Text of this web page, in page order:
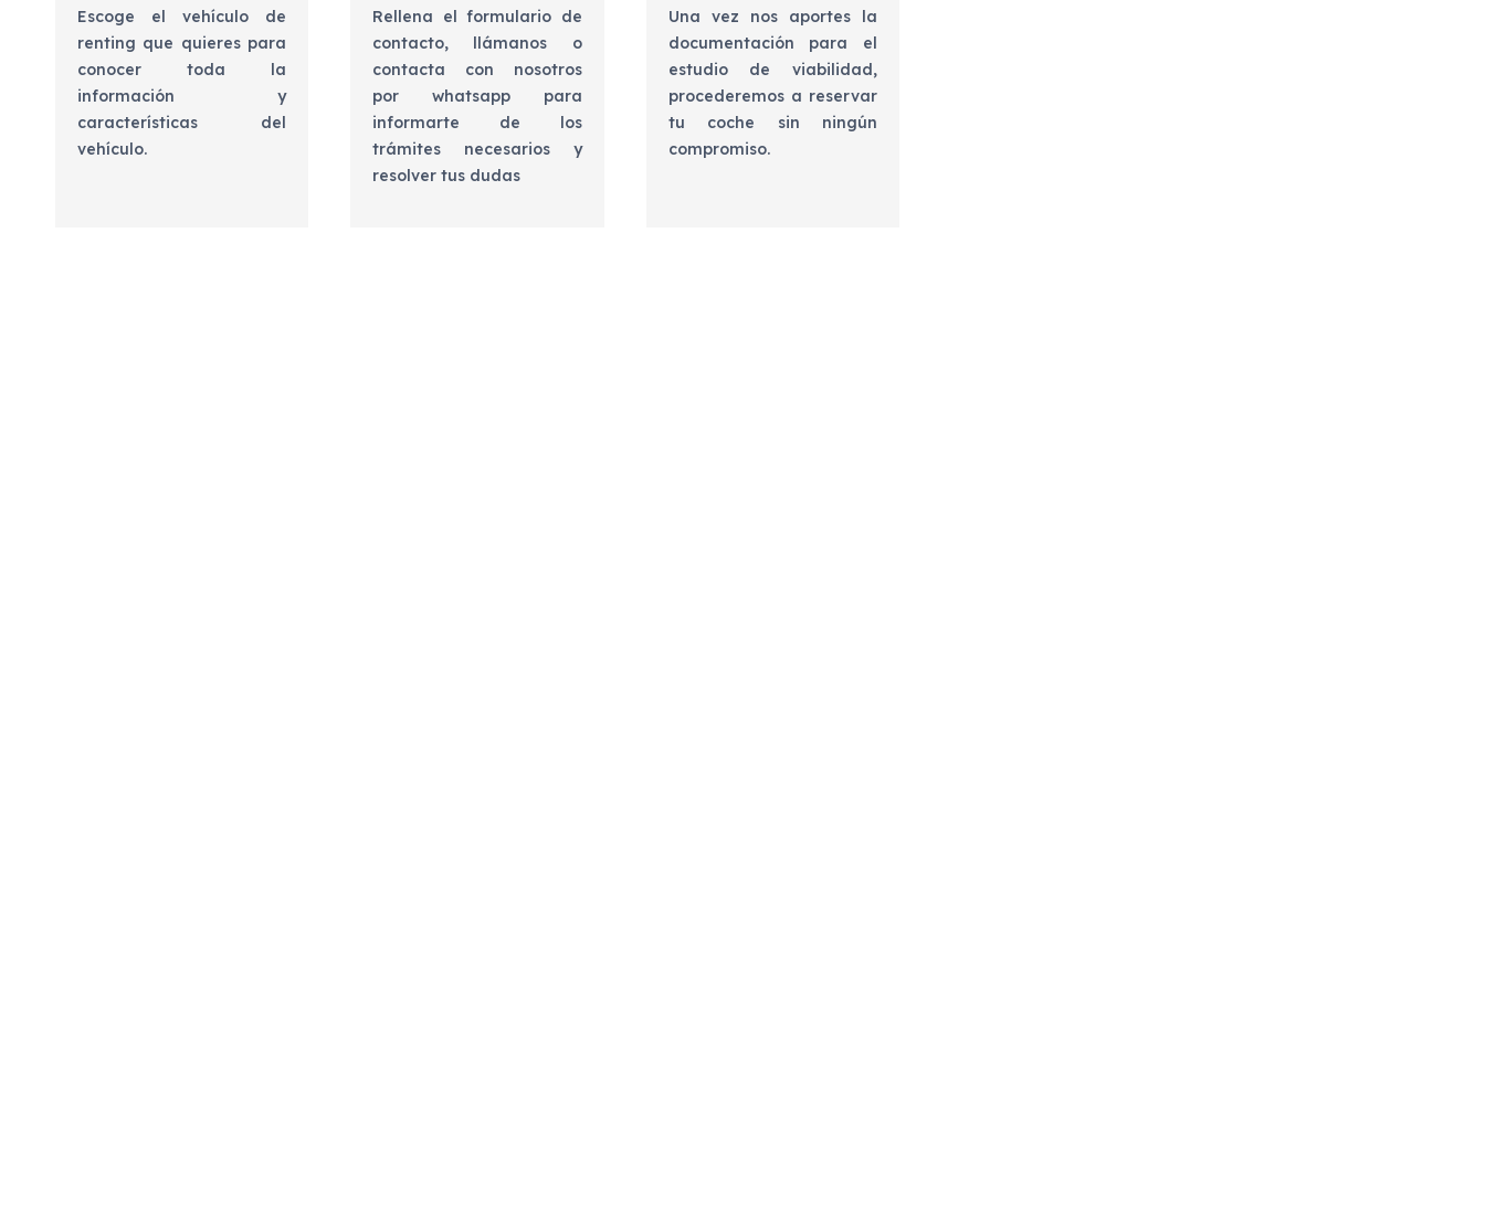
Escoge el vehículo de
renting que quieres para
conocer toda la
información y
características del
vehículo.
Rellena el formulario de
contacto, llámanos o
contacta con nosotros
por whatsapp para
informarte de los
trámites necesarios y
resolver tus dudas
Una vez nos aportes la
documentación para el
estudio de viabilidad,
procederemos a reservar
tu coche sin ningún
compromiso.